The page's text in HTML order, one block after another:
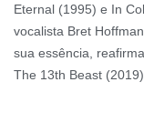
Eternal (1995) e In
vocalista Bret
sua essência,
The 13th Beast (2019).